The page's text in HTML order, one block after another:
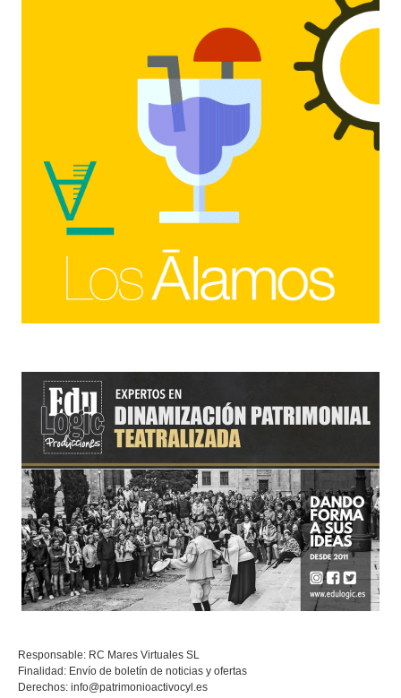
Responsable: RC Mares Virtuales SL
Finalidad: Envío de boletín de noticias y ofertas
Derechos: info@patrimonioactivocyl.es